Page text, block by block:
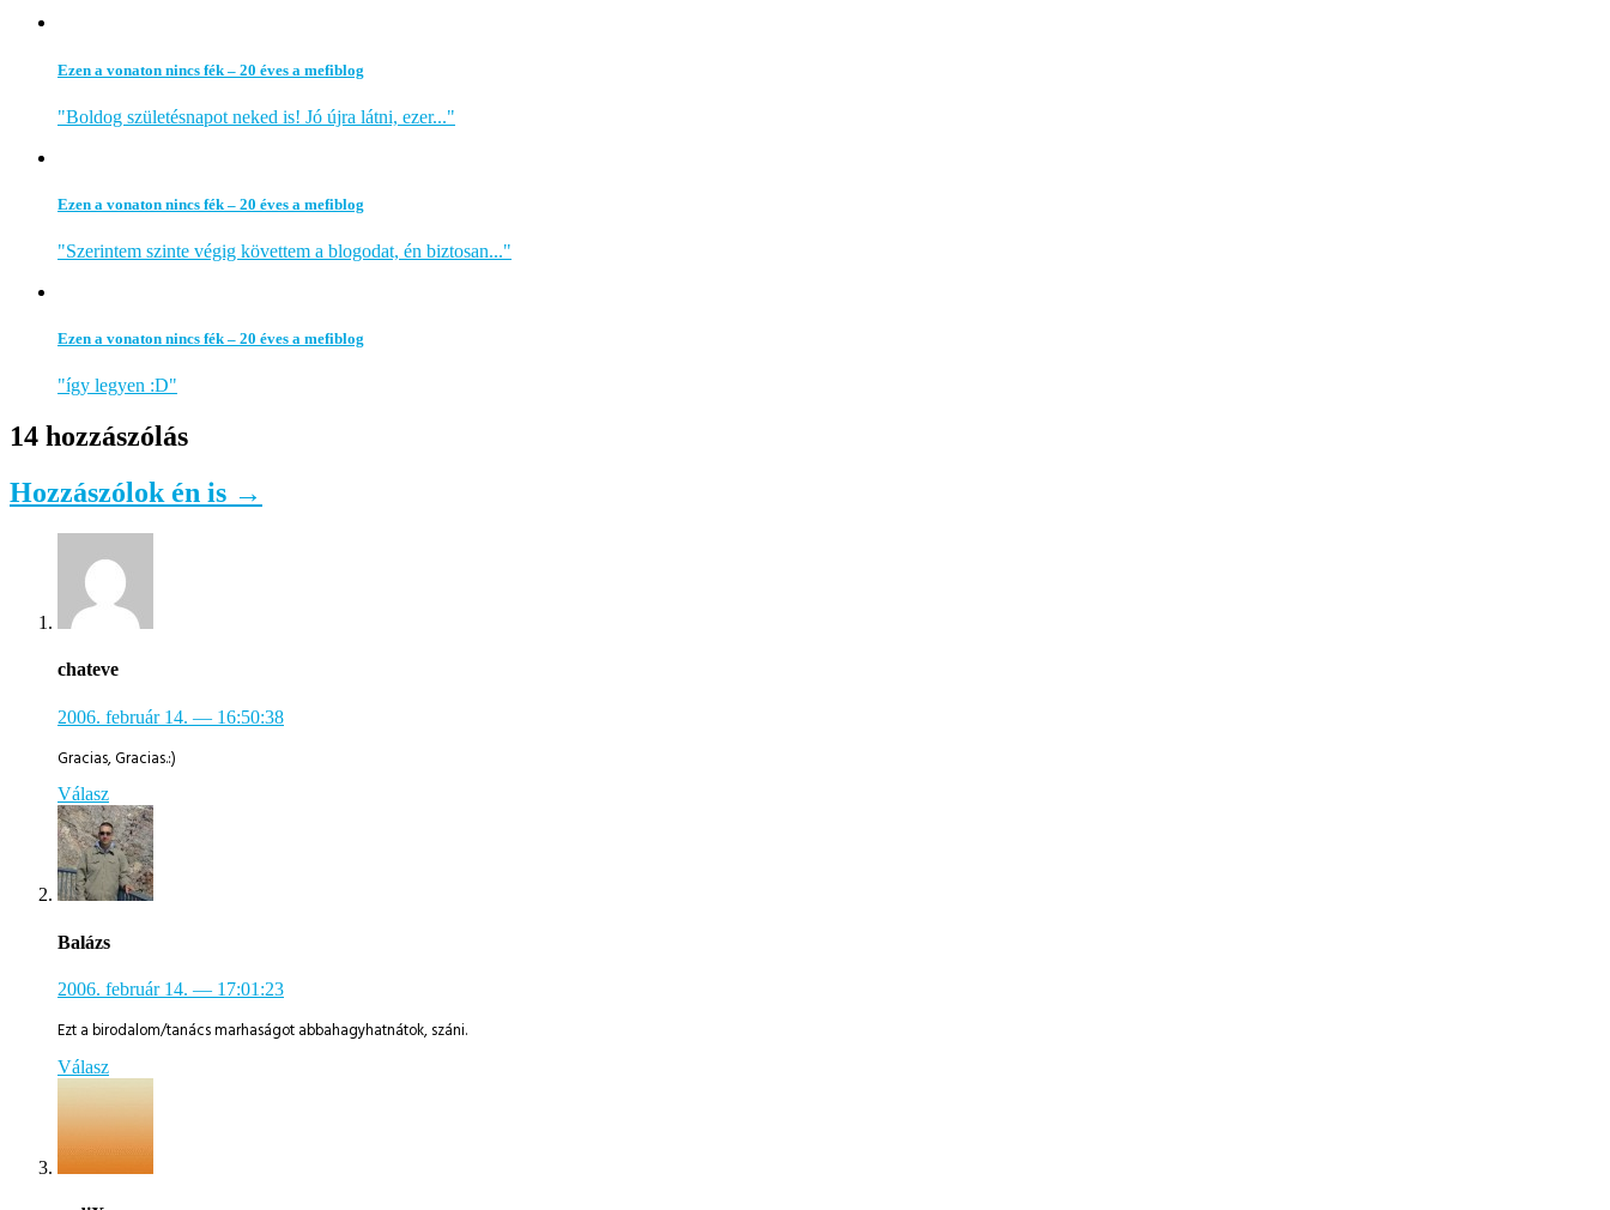
Ezen a vonaton nincs fék – 20 éves a mefiblog
"Boldog születésnapot neked is! Jó újra látni, ezer..."
Ezen a vonaton nincs fék – 20 éves a mefiblog
"Szerintem szinte végig követtem a blogodat, én biztosan..."
Ezen a vonaton nincs fék – 20 éves a mefiblog
"így legyen :D"
14 hozzászólás
Hozzászólok én is →
chateve
2006. február 14. — 16:50:38
Gracias, Gracias.:)
Válasz
Balázs
2006. február 14. — 17:01:23
Ezt a birodalom/tanács marhaságot abbahagyhatnátok, száni.
Válasz